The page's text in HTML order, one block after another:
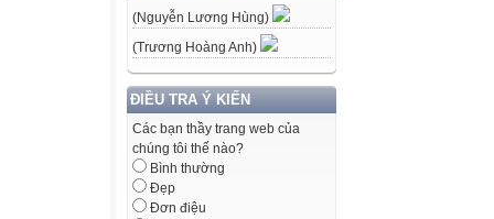
(Nguyễn Lương Hùng)
(Trương Hoàng Anh)
ĐIỀU TRA Ý KIẾN
Các bạn thầy trang web của
chúng tôi thế nào?
Bình thường
Đẹp
Đơn điệu